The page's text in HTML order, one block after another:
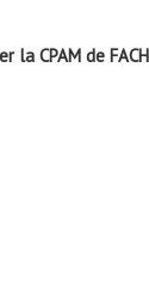
la CPAM de